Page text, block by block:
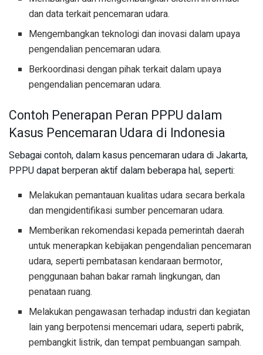
dan data terkait pencemaran udara.
Mengembangkan teknologi dan inovasi dalam upaya
pengendalian pencemaran udara.
Berkoordinasi dengan pihak terkait dalam upaya
pengendalian pencemaran udara.
Contoh Penerapan Peran PPPU dalam
Kasus Pencemaran Udara di Indonesia
Sebagai contoh, dalam kasus pencemaran udara di Jakarta,
PPPU dapat berperan aktif dalam beberapa hal, seperti:
Melakukan pemantauan kualitas udara secara berkala
dan mengidentifikasi sumber pencemaran udara.
Memberikan rekomendasi kepada pemerintah daerah
untuk menerapkan kebijakan pengendalian pencemaran
udara, seperti pembatasan kendaraan bermotor,
penggunaan bahan bakar ramah lingkungan, dan
penataan ruang.
Melakukan pengawasan terhadap industri dan kegiatan
lain yang berpotensi mencemari udara, seperti pabrik,
pembangkit listrik, dan tempat pembuangan sampah.